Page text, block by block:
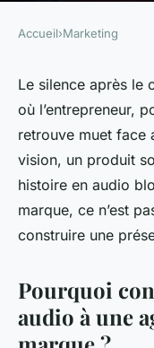
Optimiser
audio avec
de marque
Rémy•10/05/2026
Accueil›Marketing
Le silence après le
où l’entrepreneur,
retrouve muet face
vision, un produit
histoire en audio
marque, ce n’est
construire une
Pourquoi
audio à une